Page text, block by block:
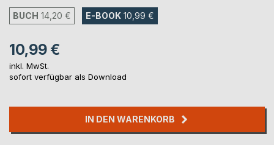
BUCH 14,20 € E-BOOK 10,99 €
10,99 €
inkl. MwSt.
sofort verfügbar als Download
IN DEN WARENKORB